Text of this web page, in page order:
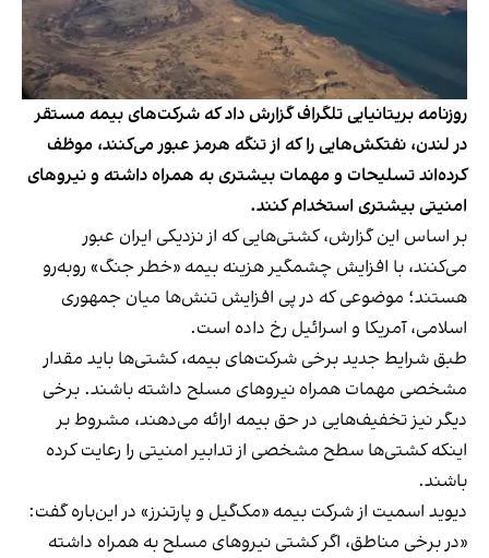
روزنامه بریتانیایی تلگراف گزارش داد که شرکت‌های بیمه مستقر
در لندن، نفتکش‌هایی را که از تنگه هرمز عبور می‌کنند، موظف
کرده‌اند تسلیحات و مهمات بیشتری به همراه داشته و نیروهای
امنیتی بیشتری استخدام کنند.
بر اساس این گزارش، کشتی‌هایی که از نزدیکی ایران عبور
می‌کنند، با افزایش چشمگیر هزینه بیمه «خطر جنگ» روبه‌رو
هستند؛ موضوعی که در پی افزایش تنش‌ها میان جمهوری
اسلامی، آمریکا و اسرائیل رخ داده است.
طبق شرایط جدید برخی شرکت‌های بیمه، کشتی‌ها باید مقدار
مشخصی مهمات همراه نیروهای مسلح داشته باشند. برخی
دیگر نیز تخفیف‌هایی در حق بیمه ارائه می‌دهند، مشروط بر
اینکه کشتی‌ها سطح مشخصی از تدابیر امنیتی را رعایت کرده
باشند.
دیوید اسمیت از شرکت بیمه «مک‌گیل و پارتنرز» در این‌باره گفت:
«در برخی مناطق، اگر کشتی نیروهای مسلح به همراه داشته